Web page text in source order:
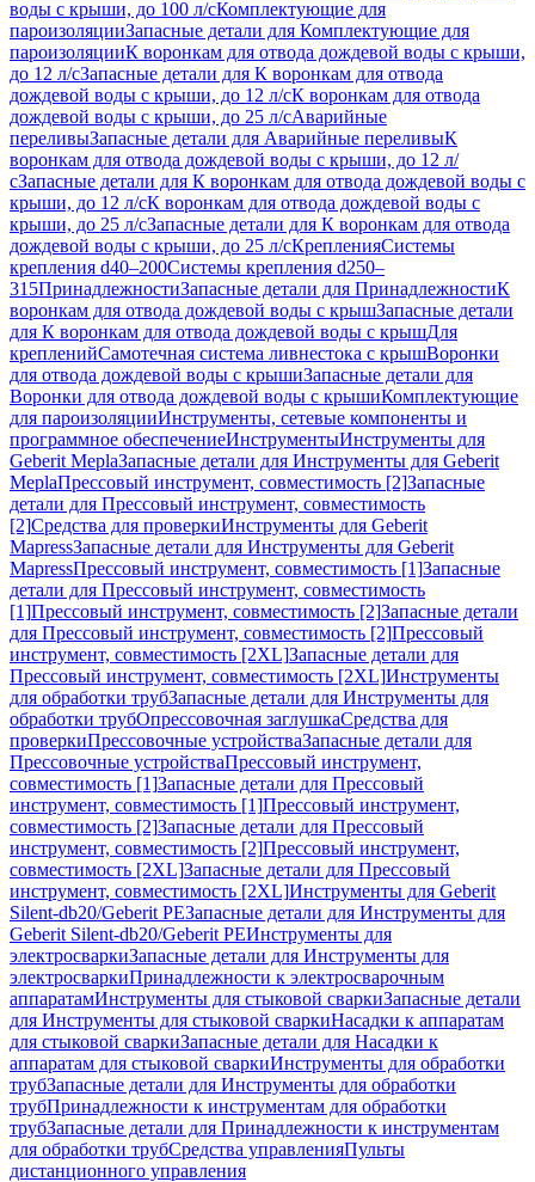
воды с крыши, до 100 л/сКомплектующие для
пароизоляцииЗапасные детали для Комплектующие для
пароизоляцииК воронкам для отвода дождевой воды с крыши,
до 12 л/сЗапасные детали для К воронкам для отвода
дождевой воды с крыши, до 12 л/сК воронкам для отвода
дождевой воды с крыши, до 25 л/сАварийные
переливыЗапасные детали для Аварийные переливыК
воронкам для отвода дождевой воды с крыши, до 12 л/
сЗапасные детали для К воронкам для отвода дождевой воды с
крыши, до 12 л/сК воронкам для отвода дождевой воды с
крыши, до 25 л/сЗапасные детали для К воронкам для отвода
дождевой воды с крыши, до 25 л/сКрепленияСистемы
крепления d40–200Системы крепления d250–
315ПринадлежностиЗапасные детали для ПринадлежностиК
воронкам для отвода дождевой воды с крышЗапасные детали
для К воронкам для отвода дождевой воды с крышДля
крепленийСамотечная система ливнестока с крышВоронки
для отвода дождевой воды с крышиЗапасные детали для
Воронки для отвода дождевой воды с крышиКомплектующие
для пароизоляцииИнструменты, сетевые компоненты и
программное обеспечениеИнструментыИнструменты для
Geberit MeplaЗапасные детали для Инструменты для Geberit
MeplaПрессовый инструмент, совместимость [2]Запасные
детали для Прессовый инструмент, совместимость
[2]Средства для проверкиИнструменты для Geberit
MapressЗапасные детали для Инструменты для Geberit
MapressПрессовый инструмент, совместимость [1]Запасные
детали для Прессовый инструмент, совместимость
[1]Прессовый инструмент, совместимость [2]Запасные детали
для Прессовый инструмент, совместимость [2]Прессовый
инструмент, совместимость [2XL]Запасные детали для
Прессовый инструмент, совместимость [2XL]Инструменты
для обработки трубЗапасные детали для Инструменты для
обработки трубОпрессовочная заглушкаСредства для
проверкиПрессовочные устройстваЗапасные детали для
Прессовочные устройстваПрессовый инструмент,
совместимость [1]Запасные детали для Прессовый
инструмент, совместимость [1]Прессовый инструмент,
совместимость [2]Запасные детали для Прессовый
инструмент, совместимость [2]Прессовый инструмент,
совместимость [2XL]Запасные детали для Прессовый
инструмент, совместимость [2XL]Инструменты для Geberit
Silent-db20/Geberit PEЗапасные детали для Инструменты для
Geberit Silent-db20/Geberit PEИнструменты для
электросваркиЗапасные детали для Инструменты для
электросваркиПринадлежности к электросварочным
аппаратамИнструменты для стыковой сваркиЗапасные детали
для Инструменты для стыковой сваркиНасадки к аппаратам
для стыковой сваркиЗапасные детали для Насадки к
аппаратам для стыковой сваркиИнструменты для обработки
трубЗапасные детали для Инструменты для обработки
трубПринадлежности к инструментам для обработки
трубЗапасные детали для Принадлежности к инструментам
для обработки трубСредства управленияПульты
дистанционного управления